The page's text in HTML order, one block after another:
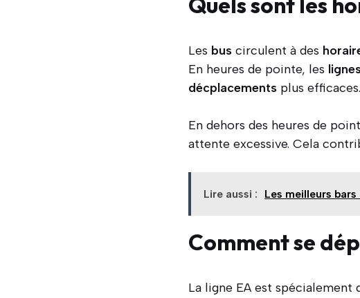
Les bus circulent à des
En heures de pointe, les
décplacements plus efficaces.
En dehors des heures de
attente excessive. Cela
Lire aussi : Les meilleurs
Comment se
La ligne EA est spécialement